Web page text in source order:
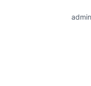
admin